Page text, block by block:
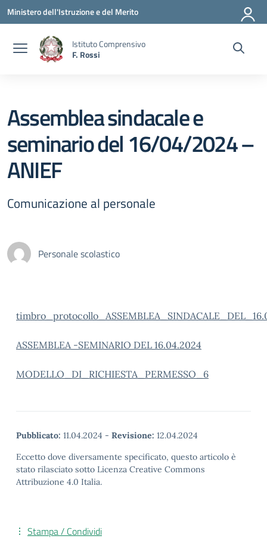
Vai ai contenuti
Vai al menu di navigazione
Vai al footer
Ministero dell'Istruzione e del Merito
Istituto Comprensivo
F. Rossi
Assemblea sindacale e
seminario del 16/04/2024 –
ANIEF
Comunicazione al personale
Personale scolastico
ASSEMBLEA -SEMINARIO DEL 16.04.2024
MODELLO_DI_RICHIESTA_PERMESSO_6
Pubblicato: 11.04.2024 - Revisione: 12.04.2024
Eccetto dove diversamente specificato, questo articolo è
stato rilasciato sotto Licenza Creative Commons
Attribuzione 4.0 Italia.
Stampa / Condividi